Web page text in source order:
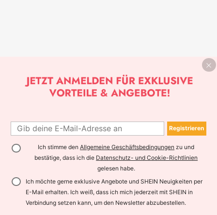
Registrieren
Ich stimme denAllgemeine Geschäftsbedingungen zu und
bestätige, dass ich die Datenschutz- und Cookie-Richtlinien
gelesen habe.
Ich möchte gerne exklusive Angebote und SHEIN Neuigkeiten per
E-Mail erhalten. Ich weiß, dass ich mich jederzeit mit SHEIN in
Verbindung setzen kann, um den Newsletter abzubestellen.